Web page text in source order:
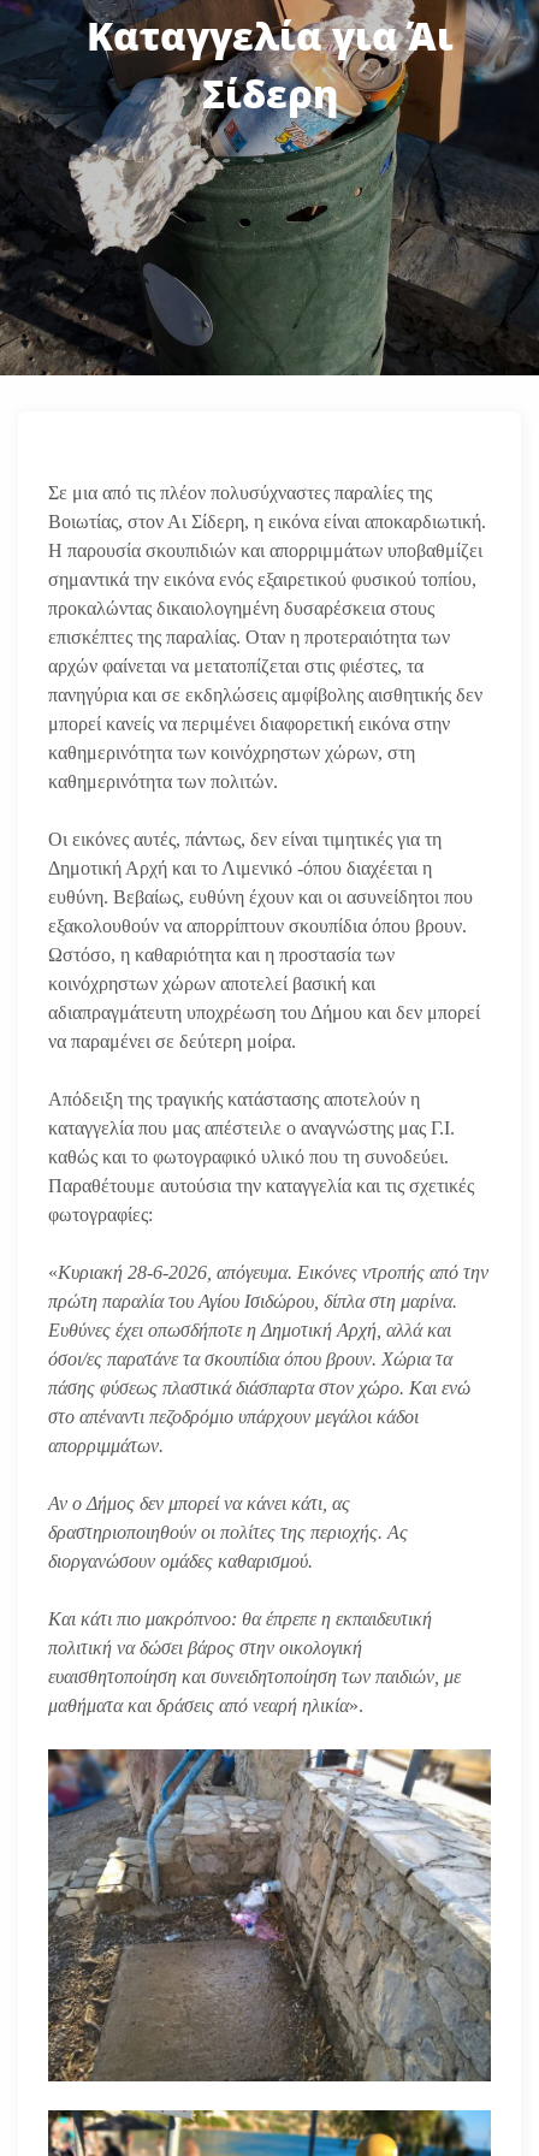
Καταγγελία για Άι
Σίδερη
Σε μια από τις πλέον πολυσύχναστες παραλίες της
Βοιωτίας, στον Αι Σίδερη, η εικόνα είναι αποκαρδιωτική.
Η παρουσία σκουπιδιών και απορριμμάτων υποβαθμίζει
σημαντικά την εικόνα ενός εξαιρετικού φυσικού τοπίου,
προκαλώντας δικαιολογημένη δυσαρέσκεια στους
επισκέπτες της παραλίας. Οταν η προτεραιότητα των
αρχών φαίνεται να μετατοπίζεται στις φιέστες, τα
πανηγύρια και σε εκδηλώσεις αμφίβολης αισθητικής δεν
μπορεί κανείς να περιμένει διαφορετική εικόνα στην
καθημερινότητα των κοινόχρηστων χώρων, στη
καθημερινότητα των πολιτών.
Οι εικόνες αυτές, πάντως, δεν είναι τιμητικές για τη
Δημοτική Αρχή και το Λιμενικό -όπου διαχέεται η
ευθύνη. Βεβαίως, ευθύνη έχουν και οι ασυνείδητοι που
εξακολουθούν να απορρίπτουν σκουπίδια όπου βρουν.
Ωστόσο, η καθαριότητα και η προστασία των
κοινόχρηστων χώρων αποτελεί βασική και
αδιαπραγμάτευτη υποχρέωση του Δήμου και δεν μπορεί
να παραμένει σε δεύτερη μοίρα.
Απόδειξη της τραγικής κατάστασης αποτελούν η
καταγγελία που μας απέστειλε ο αναγνώστης μας Γ.Ι.
καθώς και το φωτογραφικό υλικό που τη συνοδεύει.
Παραθέτουμε αυτούσια την καταγγελία και τις σχετικές
φωτογραφίες:
«Κυριακή 28-6-2026, απόγευμα. Εικόνες ντροπής από την
πρώτη παραλία του Αγίου Ισιδώρου, δίπλα στη μαρίνα.
Ευθύνες έχει οπωσδήποτε η Δημοτική Αρχή, αλλά και
όσοι/ες παρατάνε τα σκουπίδια όπου βρουν. Χώρια τα
πάσης φύσεως πλαστικά διάσπαρτα στον χώρο. Και ενώ
στο απέναντι πεζοδρόμιο υπάρχουν μεγάλοι κάδοι
απορριμμάτων.
Αν ο Δήμος δεν μπορεί να κάνει κάτι, ας
δραστηριοποιηθούν οι πολίτες της περιοχής. Ας
διοργανώσουν ομάδες καθαρισμού.
Και κάτι πιο μακρόπνοο: θα έπρεπε η εκπαιδευτική
πολιτική να δώσει βάρος στην οικολογική
ευαισθητοποίηση και συνειδητοποίηση των παιδιών, με
μαθήματα και δράσεις από νεαρή ηλικία».